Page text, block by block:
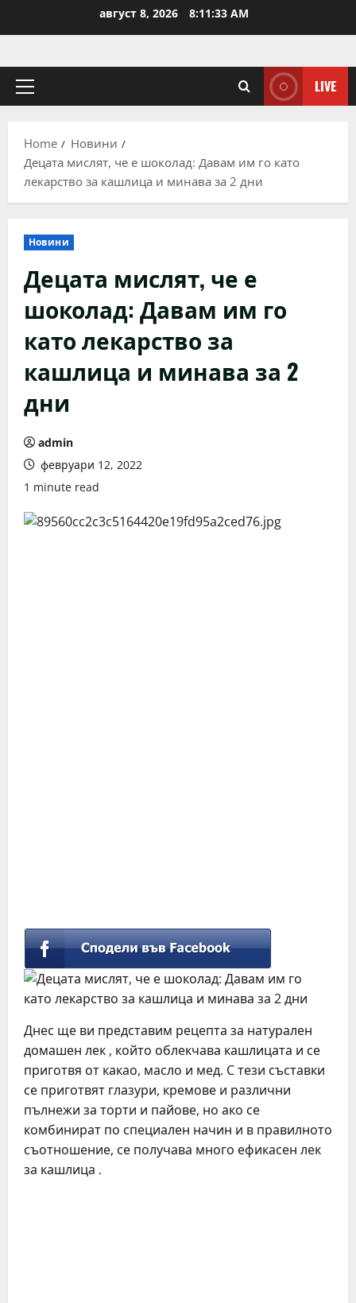
август 8, 2026 8:11:34 AM
Primary
LIVE
Home
Новини
Децата мислят, че е шоколад: Давам им го като
лекарство за кашлица и минава за 2 дни
Новини
Децата мислят, че е
шоколад: Давам им го
като лекарство за
кашлица и минава за 2
дни
admin
февруари 12, 2022
1 minute read
Днес ще ви представим рецепта за натурален
домашен лек , който облекчава кашлицата и се
приготвя от какао, масло и мед. С тези съставки
се приготвят глазури, кремове и различни
пълнежи за торти и пайове, но ако се
комбинират по специален начин и в правилното
съотношение, се получава много ефикасен лек
за кашлица .